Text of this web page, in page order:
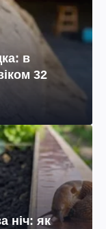
в
32
ніч: як